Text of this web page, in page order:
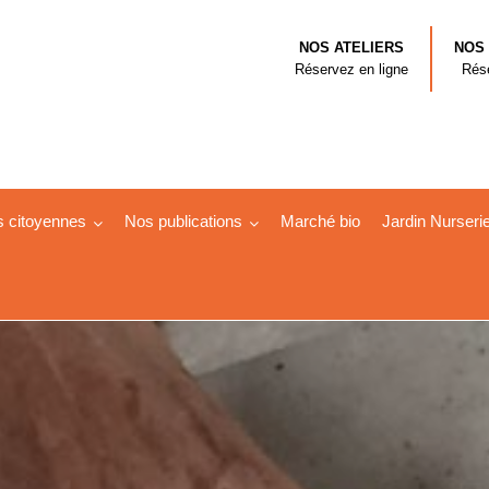
NOS ATELIERS
Réservez en ligne
citoyennes Nos publications Marché bio Jardin